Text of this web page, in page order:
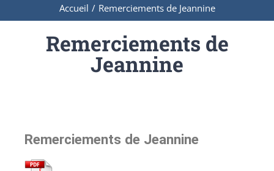
Accueil / Remerciements de Jeannine
Remerciements de
Jeannine
Remerciements de Jeannine